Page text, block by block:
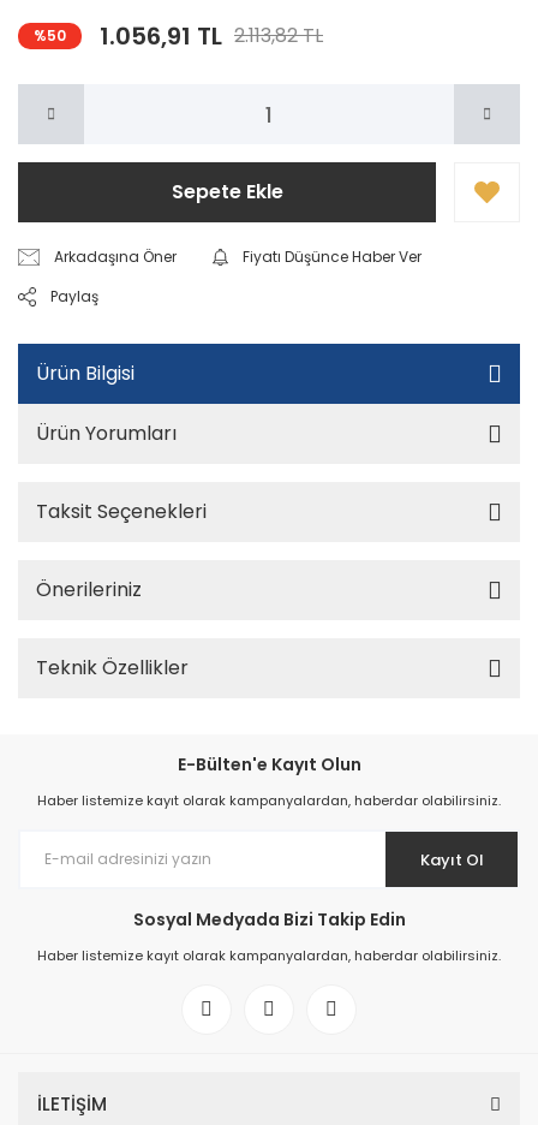
%50 1.056,91 TL 2.113,82 TL
Sepete Ekle
Arkadaşına Öner
Fiyatı Düşünce Haber Ver
Paylaş
Ürün Bilgisi
Ürün Yorumları
Taksit Seçenekleri
Önerileriniz
Teknik Özellikler
E-Bülten'e Kayıt Olun
Haber listemize kayıt olarak kampanyalardan, haberdar olabilirsiniz.
Kayıt Ol
Sosyal Medyada Bizi Takip Edin
Haber listemize kayıt olarak kampanyalardan, haberdar olabilirsiniz.
İLETİŞİM